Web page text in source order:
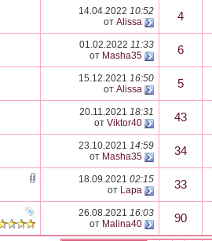
14.04.2022 10:52
от Alissa 4
01.02.2022 11:33
от Masha35 6
15.12.2021 16:50
от Alissa 5
20.11.2021 18:31
от Viktor40 43
23.10.2021 14:59
от Masha35 34
18.09.2021 02:15
от Lapa 33
26.08.2021 16:03
от Malina40 90